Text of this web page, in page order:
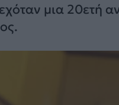
μια 20ετή